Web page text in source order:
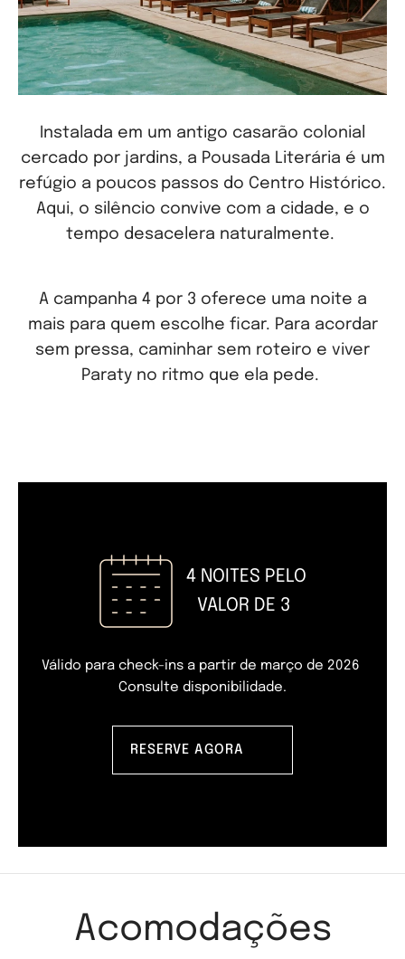
Instalada em um antigo casarão colonial
cercado por jardins, a Pousada Literária é um
refúgio a poucos passos do Centro Histórico.
Aqui, o silêncio convive com a cidade, e o
tempo desacelera naturalmente.
A campanha 4 por 3 oferece uma noite a
mais para quem escolhe ficar. Para acordar
sem pressa, caminhar sem roteiro e viver
Paraty no ritmo que ela pede.
4 NOITES PELO
VALOR DE 3
Válido para check-ins a partir de março de 2026
Consulte disponibilidade.
RESERVE AGORA
Acomodações